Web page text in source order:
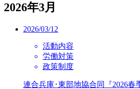
2026年3月
2026/03/12
活動内容
労働対策
政策制度
連合兵庫･東部地協合同『2026